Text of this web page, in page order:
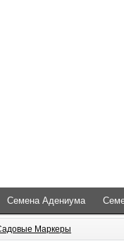
Семена Адениума
Маркеры